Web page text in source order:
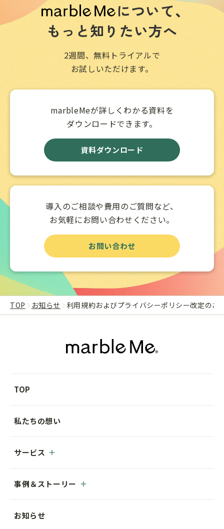
について、
もっと知りたい方へ
2週間、無料トライアルで
お試しいただけます。
marbleMeが詳しくわかる資料を
ダウンロードできます。
資料ダウンロード
導入のご相談や費用のご質問など、
お気軽にお問い合わせください。
お問い合わせ
TOP お知らせ 利用規約およびプライバシーポリシー改定の
TOP
私たちの想い
サービス
事例＆ストーリー
お知らせ